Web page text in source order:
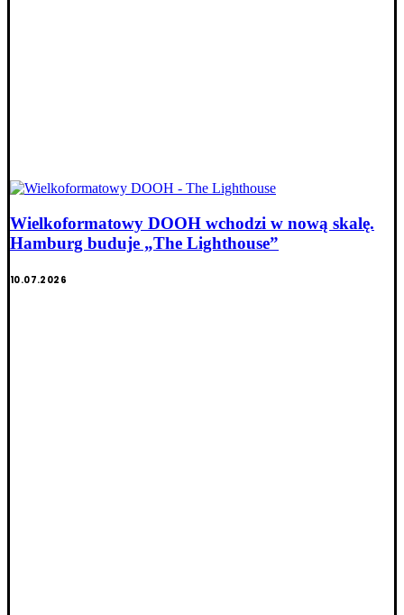
Wielkoformatowy DOOH wchodzi w nową skalę.
Hamburg buduje „The Lighthouse”
10.07.2026